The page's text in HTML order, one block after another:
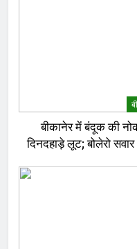
बीकानेर में बंदूक की
दिनदहाड़े लूट; बोलेरो